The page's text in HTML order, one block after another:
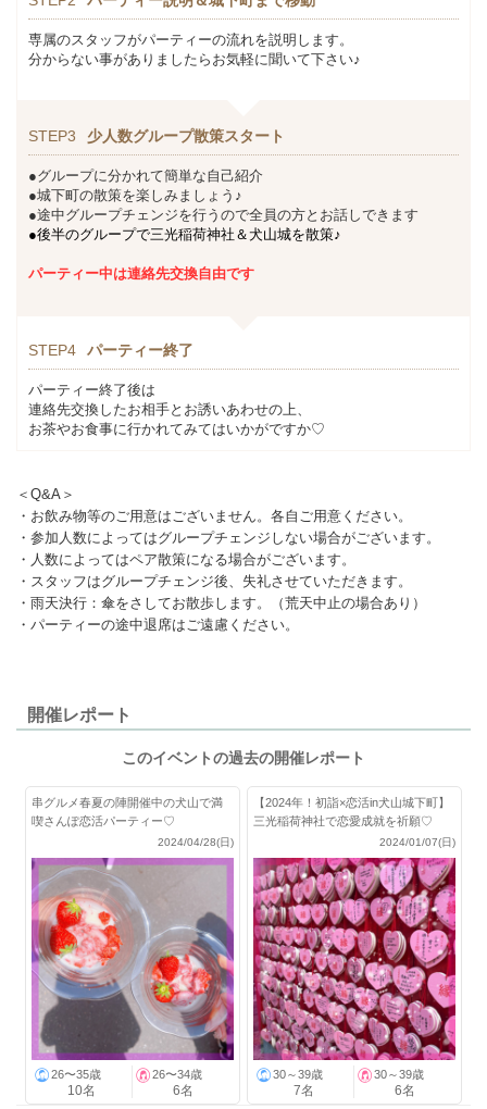
専属のスタッフがパーティーの流れを説明します。
分からない事がありましたらお気軽に聞いて下さい♪
STEP3 少人数グループ散策スタート
●グループに分かれて簡単な自己紹介
●城下町の散策を楽しみましょう♪
●途中グループチェンジを行うので全員の方とお話しできます
●後半のグループで三光稲荷神社＆犬山城を散策♪
パーティー中は連絡先交換自由です
STEP4 パーティー終了
パーティー終了後は
連絡先交換したお相手とお誘いあわせの上、
お茶やお食事に行かれてみてはいかがですか♡
＜Q&A＞
・お飲み物等のご用意はございません。各自ご用意ください。
・参加人数によってはグループチェンジしない場合がございます。
・人数によってはペア散策になる場合がございます。
・スタッフはグループチェンジ後、失礼させていただきます。
・雨天決行：傘をさしてお散歩します。（荒天中止の場合あり）
・パーティーの途中退席はご遠慮ください。
開催レポート
このイベントの過去の開催レポート
串グルメ春夏の陣開催中の犬山で満
喫さんぽ恋活パーティー♡
2024/04/28(日)
26〜35歳
10名
26〜34歳
6名
【2024年！初詣×恋活in犬山城下町】
三光稲荷神社で恋愛成就を祈願♡
2024/01/07(日)
30～39歳
7名
30～39歳
6名